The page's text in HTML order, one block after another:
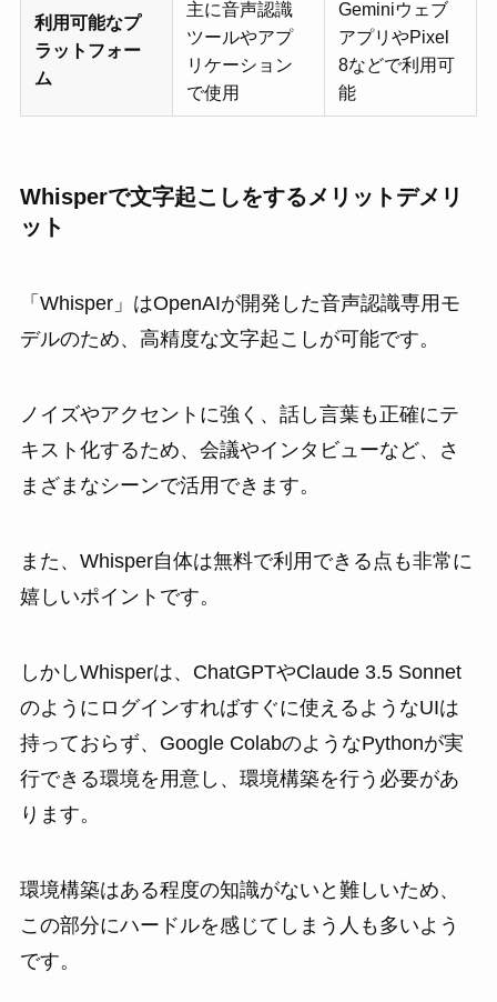
利用可能なプ
ラットフォー
ム
主に音声認識
ツールやアプ
リケーション
で使用
Geminiウェブ
アプリやPixel
8などで利用可
能
Whisperで文字起こしをするメリットデメリ
ット
「Whisper」はOpenAIが開発した音声認識専用モ
デルのため、高精度な文字起こしが可能です。
ノイズやアクセントに強く、話し言葉も正確にテ
キスト化するため、会議やインタビューなど、さ
まざまなシーンで活用できます。
また、Whisper自体は無料で利用できる点も非常に
嬉しいポイントです。
しかしWhisperは、ChatGPTやClaude 3.5 Sonnet
のようにログインすればすぐに使えるようなUIは
持っておらず、Google ColabのようなPythonが実
行できる環境を用意し、環境構築を行う必要があ
ります。
環境構築はある程度の知識がないと難しいため、
この部分にハードルを感じてしまう人も多いよう
です。